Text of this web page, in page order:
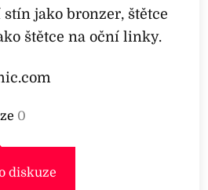
jako bronzer, štětce
štětce na oční linky.
0
diskuze